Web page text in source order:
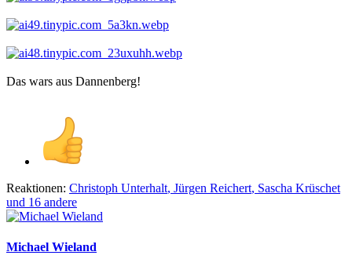
Das wars aus Dannenberg!
Reaktionen: Christoph Unterhalt, Jürgen Reichert, Sascha Krüschet
und 16 andere
Michael Wieland